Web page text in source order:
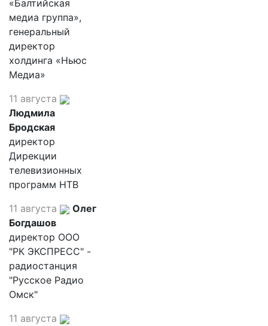
«Балтийская
медиа группа»,
генеральный
директор
холдинга «Ньюс
Медиа»
11 августа
Людмила
Бродская
директор
Дирекции
телевизионных
программ НТВ
11 августа
Олег
Богдашов
директор ООО
"РК ЭКСПРЕСС" -
радиостанция
"Русское Радио
Омск"
11 августа